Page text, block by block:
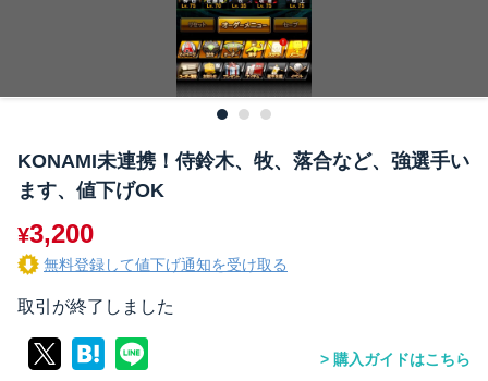
KONAMI未連携！侍鈴木、牧、落合など、強選手い
ます、値下げOK
¥3,200
無料登録して値下げ通知を受け取る
取引が終了しました
購入ガイドはこちら